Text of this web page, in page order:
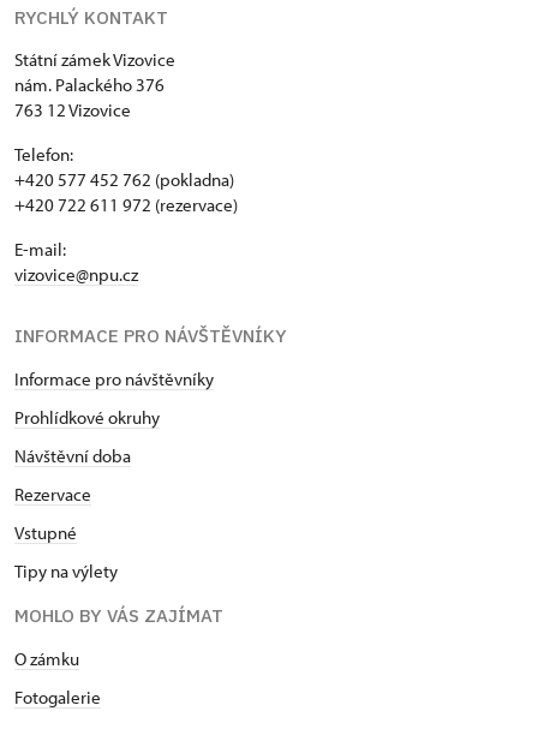
RYCHLÝ KONTAKT
Státní zámek Vizovice
nám. Palackého 376
763 12 Vizovice
Telefon:
+420 577 452 762 (pokladna)
+420 722 611 972 (rezervace)
E-mail:
vizovice@npu.cz
INFORMACE PRO NÁVŠTĚVNÍKY
Informace pro návštěvníky
Prohlídkové okruhy
Návštěvní doba
Rezervace
Vstupné
Tipy na výlety
MOHLO BY VÁS ZAJÍMAT
O zámku
Fotogalerie